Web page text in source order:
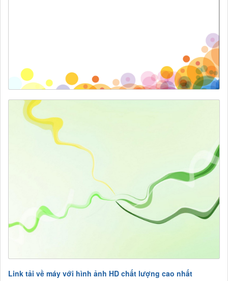
Link tải về máy với hình ảnh HD chất lượng cao nhất